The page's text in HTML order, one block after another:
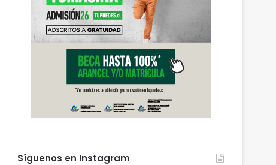
Gobierno mantiene
refuerza la ayuda en
afectadas por el
Nuevas micromovilidades en Temuco: concejal Fredy Cartes destaca llegada de empresa Jet con tarifas más accesibles y mejores estándares de seguridad
agosto 6, 2026
PDI Temuco llama a bloquear teléfonos robados para proteger la información personal y combatir el mercado ilegal
Síguenos en Instagram